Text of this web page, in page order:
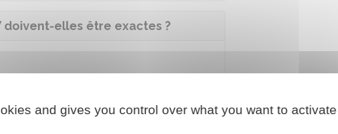
doivent-elles être exactes ?
CV peut entraîner un licenciement du salarié
and gives you control over what you want to activate